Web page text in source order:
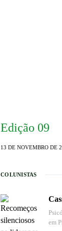
Edição 09
13 DE NOVEMBRO DE
COLUNISTAS
em